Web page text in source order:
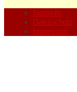
Startseite
Datenschutz
Impressum